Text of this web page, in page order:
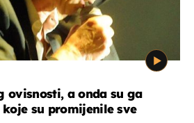
ovisnosti, a onda su ga
su promijenile sve